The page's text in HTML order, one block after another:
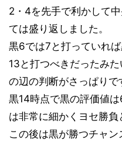
2・4を先手で利かして
ては盛り返しました。
黒6では7と打っていれ
13と打つべきだったみ
の辺の判断がさっぱりで
黒14時点で黒の評価値
は非常に細かくヨセ勝負
この後は黒が勝つチャン